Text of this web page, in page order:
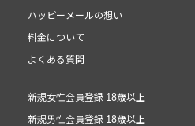
ハッピーメールの想い
料金について
よくある質問
新規女性会員登録 18歳以上
新規男性会員登録 18歳以上